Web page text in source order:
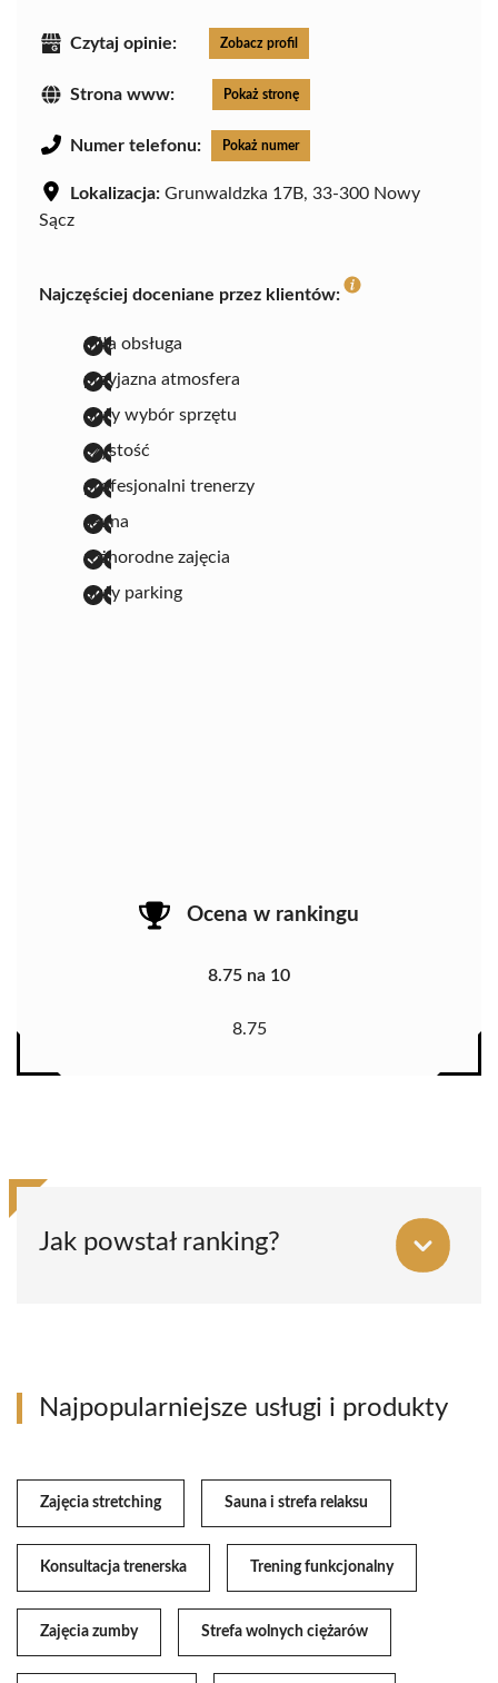
Czytaj opinie: Zobacz profil
Strona www: Pokaż stronę
Numer telefonu: Pokaż numer
Lokalizacja: Grunwaldzka 17B, 33-300 Nowy
Sącz
Najczęściej doceniane przez klientów:
miła obsługa
przyjazna atmosfera
duży wybór sprzętu
czystość
profesjonalni trenerzy
sauna
różnorodne zajęcia
duży parking
Ocena w rankingu
8.75 na 10
8.75
Jak powstał ranking?
Najpopularniejsze usługi i produkty
Zajęcia stretching Sauna i strefa relaksu
Konsultacja trenerska Trening funkcjonalny
Zajęcia zumby Strefa wolnych ciężarów